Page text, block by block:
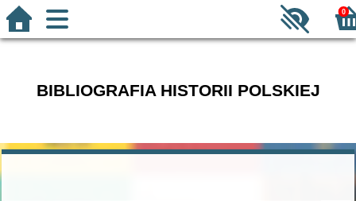
0
BIBLIOGRAFIA HISTORII POLSKIEJ